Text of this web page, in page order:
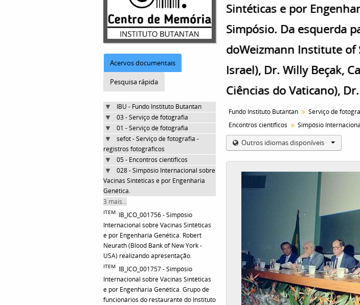
Acervos documentais
Pesquisa rápida
IBU - Fundo Instituto Butantan
03 - Serviço de fotografia
01 - Serviço de fotografia
sefot - Serviço de fotografia -
registros fotográficos
05 - Encontros científicos
028 - Simpósio Internacional sobre
Vacinas Sintéticas e por Engenharia
Genética.
3 mais...
ITEM IB_ICO_001756 - Simpósio
Internacional sobre Vacinas Sintéticas
e por Engenharia Genética. Robert
Neurath (Blood Bank of New York -
USA) realizando apresentação.
ITEM IB_ICO_001757 - Simpósio
Internacional sobre Vacinas Sintéticas
e por Engenharia Genética. Grupo de
funcionários do restaurante do Instituto
Sintéticas e por
Simpósio. Da esquerda
doWeizmann Institute of
Israel), Dr. Willy Beçak,
Ciências do Vaticano),
Fundo Instituto Butantan Serviço de
Encontros científicos
Outros idiomas disponíveis